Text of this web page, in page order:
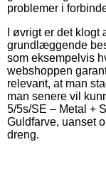
problemer i
I øvrigt er det
grundlæggende
som eksempelvis
webshoppen
relevant, at man
man senere vil
5/5s/SE – Metal +
Guldfarve, uanset
dreng.